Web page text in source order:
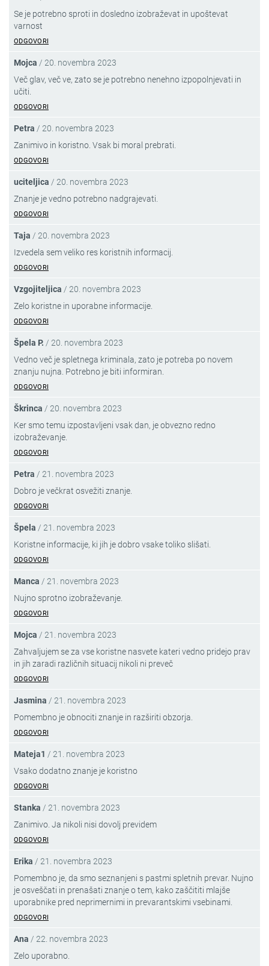
Se je potrebno sproti in dosledno izobraževat in upoštevat
varnost
ODGOVORI
Mojca / 20. novembra 2023
Več glav, več ve, zato se je potrebno nenehno izpopolnjevati in
učiti.
ODGOVORI
Petra / 20. novembra 2023
Zanimivo in koristno. Vsak bi moral prebrati.
ODGOVORI
uciteljica / 20. novembra 2023
Znanje je vedno potrebno nadgrajevati.
ODGOVORI
Taja / 20. novembra 2023
Izvedela sem veliko res koristnih informacij.
ODGOVORI
Vzgojiteljica / 20. novembra 2023
Zelo koristne in uporabne informacije.
ODGOVORI
Špela P. / 20. novembra 2023
Vedno več je spletnega kriminala, zato je potreba po novem
znanju nujna. Potrebno je biti informiran.
ODGOVORI
Škrinca / 20. novembra 2023
Ker smo temu izpostavljeni vsak dan, je obvezno redno
izobraževanje.
ODGOVORI
Petra / 21. novembra 2023
Dobro je večkrat osvežiti znanje.
ODGOVORI
Špela / 21. novembra 2023
Koristne informacije, ki jih je dobro vsake toliko slišati.
ODGOVORI
Manca / 21. novembra 2023
Nujno sprotno izobraževanje.
ODGOVORI
Mojca / 21. novembra 2023
Zahvaljujem se za vse koristne nasvete kateri vedno pridejo prav
in jih zaradi različnih situacij nikoli ni preveč
ODGOVORI
Jasmina / 21. novembra 2023
Pomembno je obnociti znanje in razširiti obzorja.
ODGOVORI
Mateja1 / 21. novembra 2023
Vsako dodatno znanje je koristno
ODGOVORI
Stanka / 21. novembra 2023
Zanimivo. Ja nikoli nisi dovolj previdem
ODGOVORI
Erika / 21. novembra 2023
Pomembno je, da smo seznanjeni s pastmi spletnih prevar. Nujno
je osveščati in prenašati znanje o tem, kako zaščititi mlajše
uporabnike pred neprimernimi in prevarantskimi vsebinami.
ODGOVORI
Ana / 22. novembra 2023
Zelo uporabno.